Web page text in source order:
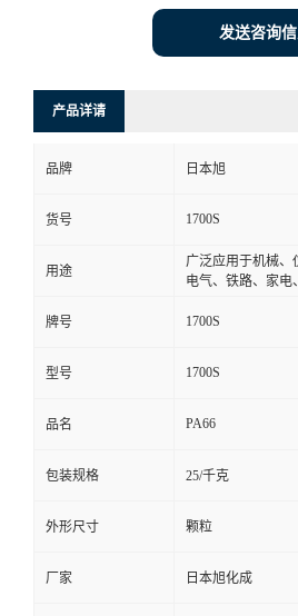
发送咨询
产品详请
品牌 日本旭
货号 1700S
用途
广泛应用于机械、
电气、铁路、家电
牌号 1700S
型号 1700S
品名 PA66
包装规格 25/千克
外形尺寸 颗粒
厂家 日本旭化成